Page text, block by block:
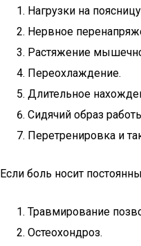
Нагрузки на
Нервное
Растяжение
Переохлаждение.
Длительное
Сидячий образ
Перетренировка и
Если боль носит
Травмирование
Остеохондроз.